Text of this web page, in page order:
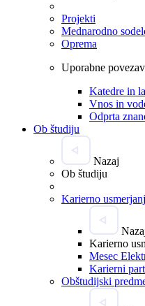
Projekti
Mednarodno
Oprema
Uporabne
Katedre in
Vnos in
Odprta
Ob študiju
Nazaj
Ob študiju
Karierno
Karierno
Mesec
Karierni
Obštudijski